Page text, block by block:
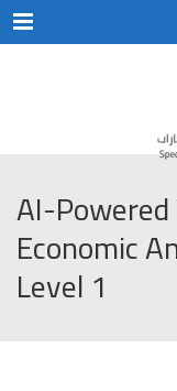
Menu
AI-
Economic
Level 1